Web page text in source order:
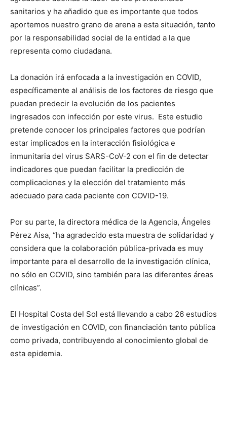
sanitarios y ha añadido que es importante que todos
aportemos nuestro grano de arena a esta situación, tanto
por la responsabilidad social de la entidad a la que
representa como ciudadana.
La donación irá enfocada a la investigación en COVID,
específicamente al análisis de los factores de riesgo que
puedan predecir la evolución de los pacientes
ingresados con infección por este virus. Este estudio
pretende conocer los principales factores que podrían
estar implicados en la interacción fisiológica e
inmunitaria del virus SARS-CoV-2 con el fin de detectar
indicadores que puedan facilitar la predicción de
complicaciones y la elección del tratamiento más
adecuado para cada paciente con COVID-19.
Por su parte, la directora médica de la Agencia, Ángeles
Pérez Aisa, “ha agradecido esta muestra de solidaridad y
considera que la colaboración pública-privada es muy
importante para el desarrollo de la investigación clínica,
no sólo en COVID, sino también para las diferentes áreas
clínicas”.
El Hospital Costa del Sol está llevando a cabo 26 estudios
de investigación en COVID, con financiación tanto pública
como privada, contribuyendo al conocimiento global de
esta epidemia.